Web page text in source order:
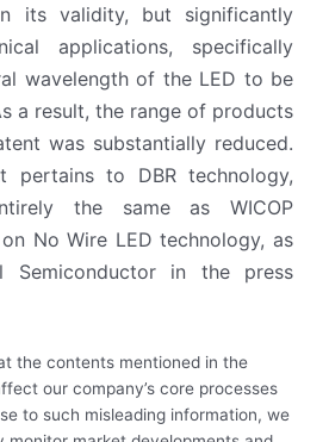
its validity, but significantly
applications, specifically
wavelength of the LED to be
a result, the range of products
was substantially reduced.
pertains to DBR technology,
the same as WICOP
No Wire LED technology, as
Semiconductor in the press
the contents mentioned in the
our company’s core processes
to such misleading information, we